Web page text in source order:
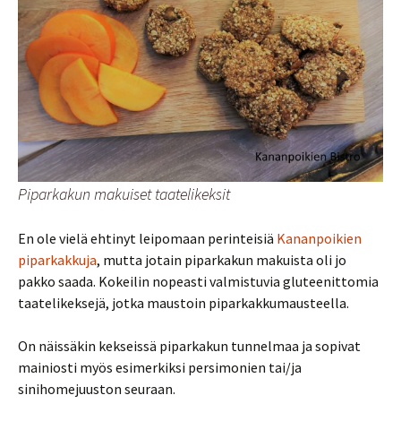
Piparkakun makuiset taatelikeksit
En ole vielä ehtinyt leipomaan perinteisiä Kananpoikien
piparkakkuja, mutta jotain piparkakun makuista oli jo
pakko saada. Kokeilin nopeasti valmistuvia gluteenittomia
taatelikeksejä, jotka maustoin piparkakkumausteella.
On näissäkin kekseissä piparkakun tunnelmaa ja sopivat
mainiosti myös esimerkiksi persimonien tai/ja
sinihomejuuston seuraan.